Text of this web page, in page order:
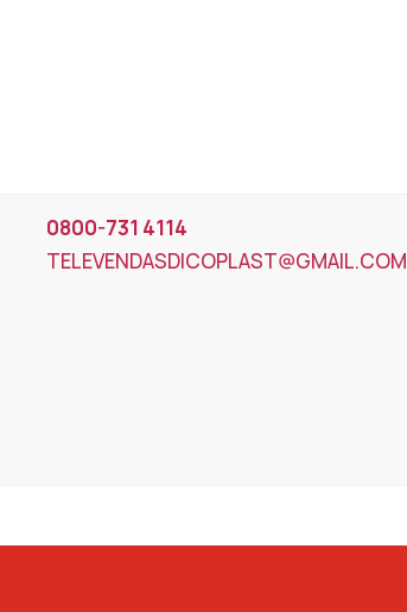
0800-731 4114
TELEVENDASDICOPLAST@GMAIL.COM